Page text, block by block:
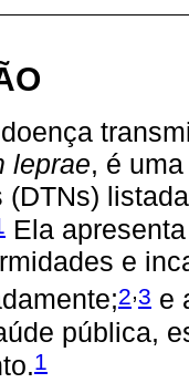
leprae, é
(DTNs)
Ela
e
2,3 e
pública,
1